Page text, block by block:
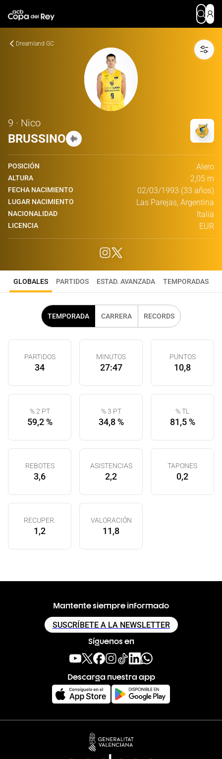
Dreamland GC
9 · Nico
BRUSSINO
POSICIÓN Alero
ALTURA 2,05 m
FECHA NACIMIENTO 02/03/1993 (33 años)
LUGAR NACIMIENTO Las Parejas, Argentina
NACIONALIDAD Italia
LICENCIA EUR
GLOBALES PARTIDOS ESTAD. AVANZADA TEMPORADAS
TEMPORADA CARRERA RECORDS
PARTIDOS
34
MINUTOS
27:47
PUNTOS
10,8
% 2 PT
59,2 %
% 3 PT
34,8 %
% TL
81,5 %
REBOTES
3,6
ASISTENCIAS
2,2
TAPONES
0,2
RECUPER.
1,2
VALORACIÓN
11,8
Mantente siempre informado
SUSCRÍBETE A LA NEWSLETTER
Síguenos en
Descarga nuestra app